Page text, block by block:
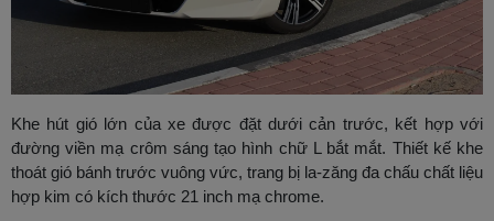
Khe hút gió lớn của xe được đặt dưới cản trước, kết hợp với
đường viền mạ crôm sáng tạo hình chữ L bắt mắt. Thiết kế khe
thoát gió bánh trước vuông vức, trang bị la-zăng đa chấu chất liệu
hợp kim có kích thước 21 inch mạ chrome.